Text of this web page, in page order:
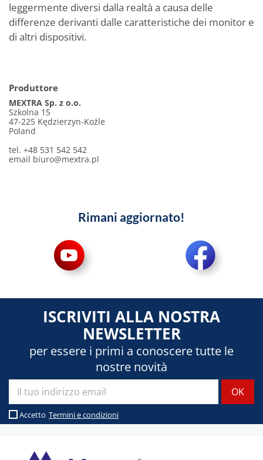
leggermente diversi dalla realtà a causa delle
differenze derivanti dalle caratteristiche dei monitor e
di altri dispositivi.
Produttore
MEXTRA Sp. z o.o.
Szkolna 15
47-225 Kędzierzyn-Koźle
Poland
tel. +48 531 542 542
email biuro@mextra.pl
Rimani aggiornato!
ISCRIVITI ALLA NOSTRA
NEWSLETTER
per essere i primi a conoscere tutte le
nostre novità
Accetto Termini e condizioni